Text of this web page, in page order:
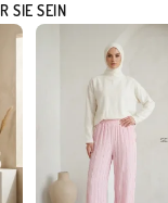
SIE SEIN